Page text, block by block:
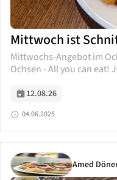
Mittwoch ist
Mittwochs-Angebot im
Ochsen - All you can
Angebot: Kommen Sie
12.08.26
04.06.2025
Amed